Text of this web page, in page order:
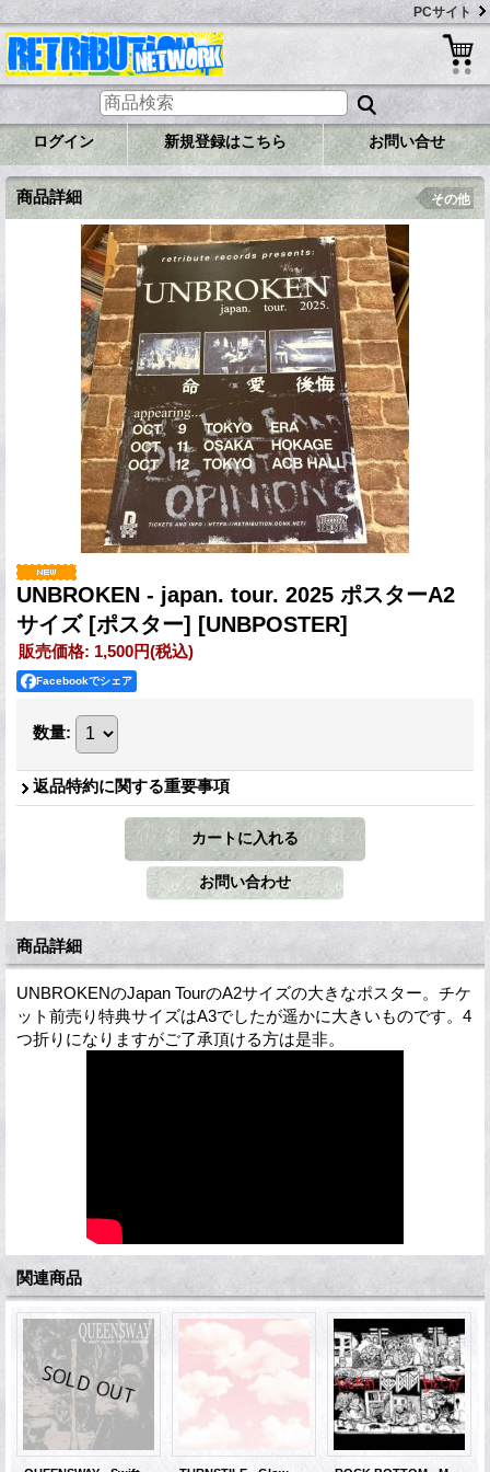
PCサイト
ログイン 新規登録はこちら お問い合せ
商品詳細 その他
UNBROKEN - japan. tour. 2025 ポスターA2
サイズ [ポスター] [UNBPOSTER]
販売価格: 1,500円(税込)
Facebookでシェア
数量:
返品特約に関する重要事項
商品詳細
UNBROKENのJapan TourのA2サイズの大きなポスター。チケ
ット前売り特典サイズはA3でしたが遥かに大きいものです。4
つ折りになりますがご了承頂ける方は是非。
関連商品